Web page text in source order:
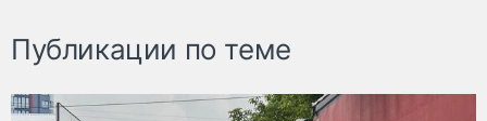
Публикации по теме